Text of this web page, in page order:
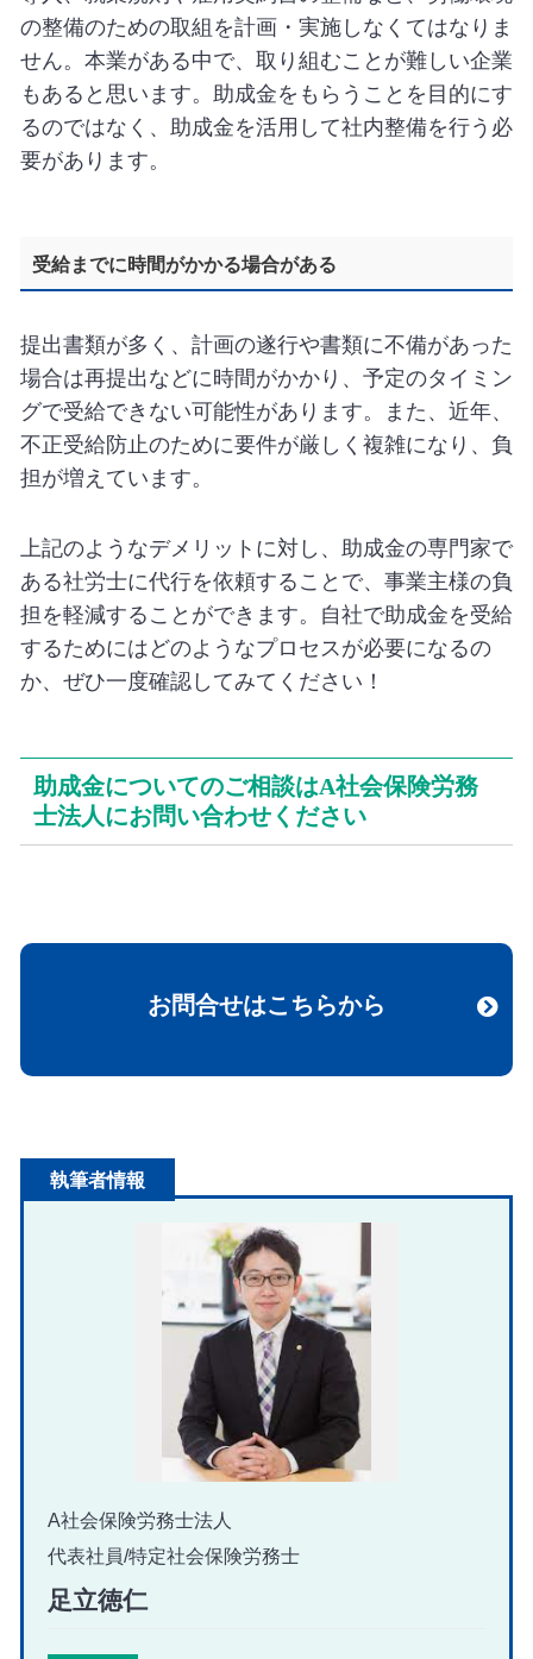
の整備のための取組を計画・実施しなくてはなりま
せん。本業がある中で、取り組むことが難しい企業
もあると思います。助成金をもらうことを目的にす
るのではなく、助成金を活用して社内整備を行う必
要があります。
受給までに時間がかかる場合がある
提出書類が多く、計画の遂行や書類に不備があった
場合は再提出などに時間がかかり、予定のタイミン
グで受給できない可能性があります。また、近年、
不正受給防止のために要件が厳しく複雑になり、負
担が増えています。
上記のようなデメリットに対し、助成金の専門家で
ある社労士に代行を依頼することで、事業主様の負
担を軽減することができます。自社で助成金を受給
するためにはどのようなプロセスが必要になるの
か、ぜひ一度確認してみてください！
助成金についてのご相談はA社会保険労務
士法人にお問い合わせください
お問合せはこちらから
執筆者情報
A社会保険労務士法人
代表社員/特定社会保険労務士
足立徳仁